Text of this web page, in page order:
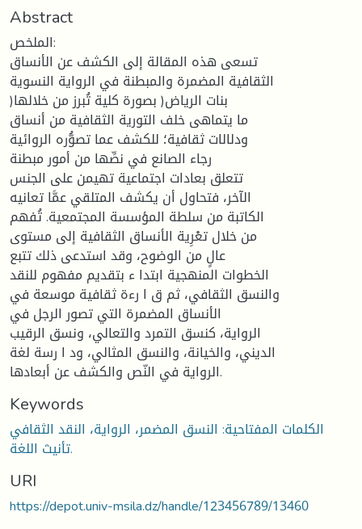
Abstract
الملخص:
تسعى هذه المقالة إلى الكشف عن الأنساق
الثقافية المضمرة والمبطنة في الرواية النسوية
)بنات الرياض( بصورة كلية تُبرز من خلالها
ما يتماهى خلف التورية الثقافية من أنساق
ودلالات ثقافية؛ للكشف عما تصوُّره الروائية
رجاء الصانع في نصِّها من أمور مبطنة
تتعلق بعادات اجتماعية تهيمن على الجنس
الآخر، فتحاول أن يكشف المتلقي عمَّا تعانيه
الكاتبة من سلطة المؤسسة المجتمعية. تُفهم
من خلال تعْرِية الأنساق الثقافية إلى مستوى
عالٍ من الوضوح، وقد استدعى ذلك تتبع
الخطوات المنهجية ابتدا ء بتقديم مفهوم للنقد
والنسق الثقافي، ثم ق ا رءة ثقافية موسعة في
الأنساق المضمرة التي تصور الرجل في
الرواية، كنسق التمرد والتعالي، ونسق الرقيب
الديني، والخيانة، والنسق المثالي، ود ا رسة لغة
الرواية في النّص والكشف عن أبعادها.
Keywords
الكلمات المفتاحية: النسق المضمر، الرواية، النقد الثقافي
تأنيث اللغة.
URI
https://depot.univ-msila.dz/handle/123456789/13460